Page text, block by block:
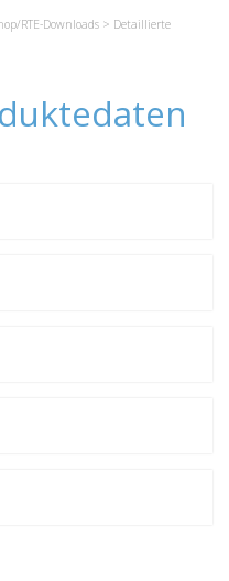
RTE-Downloads > Detaillierte